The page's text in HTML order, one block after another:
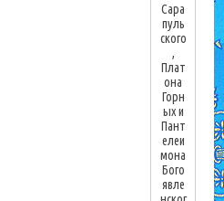
Сара
пуль
ского
,
Плат
она
Горн
ых и
Пант
елеи
мона
Бого
явле